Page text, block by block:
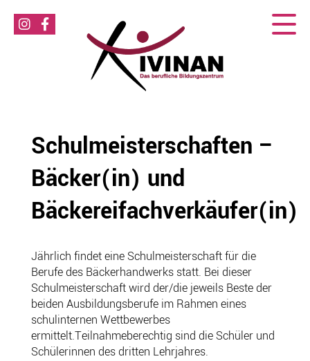
Schulmeisterschaften –
Bäcker(in) und
Bäckereifachverkäufer(in)
Jährlich findet eine Schulmeisterschaft für die
Berufe des Bäckerhandwerks statt. Bei dieser
Schulmeisterschaft wird der/die jeweils Beste der
beiden Ausbildungsberufe im Rahmen eines
schulinternen Wettbewerbes
ermittelt.Teilnahmeberechtig sind die Schüler und
Schülerinnen des dritten Lehrjahres.